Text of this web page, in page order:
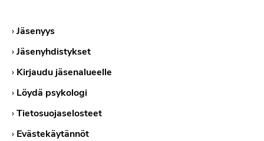
›Jäsenyys
›Jäsenyhdistykset
› Kirjaudu jäsenalueelle
› Löydä psykologi
›Tietosuojaselosteet
› Evästekäytännöt